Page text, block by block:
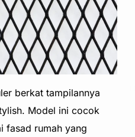
berkat tampilannya
Model ini cocok
fasad rumah yang